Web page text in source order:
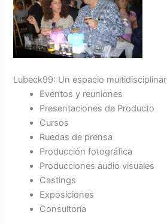
Lubeck99: Un espacio multidisciplinar
Eventos y reuniones
Presentaciones de Producto
Cursos
Ruedas de prensa
Producción fotográfica
Producciones audio visuales
Castings
Exposiciones
Consultoría